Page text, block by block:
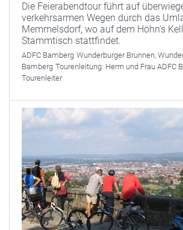
Die Feierabendtour führt auf
verkehrsarmen Wegen durch das
Memmelsdorf, wo auf dem Höhn's
Stammtisch stattfindet.
ADFC Bamberg Wunderburger Brunnen,
Bamberg Tourenleitung: Herrn und Frau ADFC
Tourenleiter